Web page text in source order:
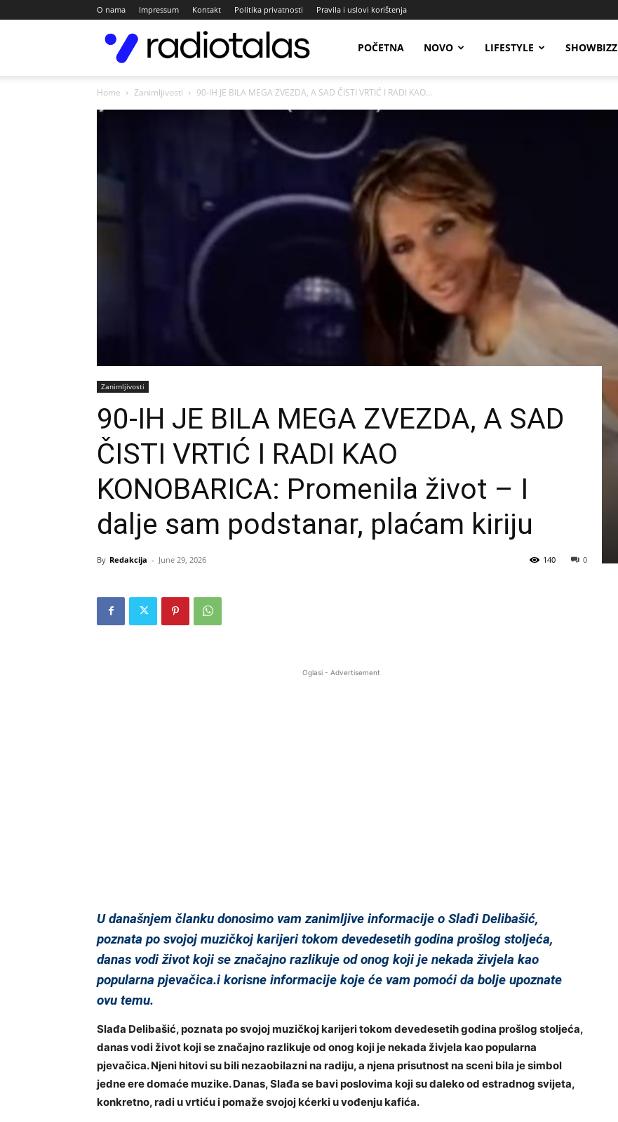
O nama Impressum Kontakt Politika privatnosti Pravila i uslovi korištenja
POČETNA NOVO LIFESTYLE SHOWBIZZ
Home Zanimljivosti 90-IH JE BILA MEGA ZVEZDA, A SAD ČISTI VRTIĆ I RADI KAO...
Zanimljivosti
90-IH JE BILA MEGA ZVEZDA, A SAD
ČISTI VRTIĆ I RADI KAO
KONOBARICA: Promenila život – I
dalje sam podstanar, plaćam kiriju
By Redakcija - June 29, 2026 0
140
Oglasi - Advertisement
U današnjem članku donosimo vam zanimljive informacije o Slađi Delibašić,
poznata po svojoj muzičkoj karijeri tokom devedesetih godina prošlog stoljeća,
danas vodi život koji se značajno razlikuje od onog koji je nekada živjela kao
popularna pjevačica.i korisne informacije koje će vam pomoći da bolje upoznate
ovu temu.
Slađa Delibašić, poznata po svojoj muzičkoj karijeri tokom devedesetih godina prošlog stoljeća,
danas vodi život koji se značajno razlikuje od onog koji je nekada živjela kao popularna
pjevačica. Njeni hitovi su bili nezaobilazni na radiju, a njena prisutnost na sceni bila je simbol
jedne ere domaće muzike. Danas, Slađa se bavi poslovima koji su daleko od estradnog svijeta,
konkretno, radi u vrtiću i pomaže svojoj kćerki u vođenju kafića.